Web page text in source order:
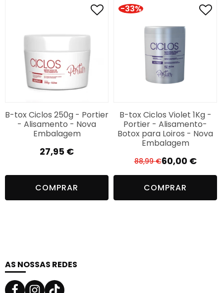
B-tox Ciclos 250g - Portier
- Alisamento - Nova
Embalagem
27,95 €
COMPRAR
-33%
B-tox Ciclos Violet 1Kg -
Portier - Alisamento-
Botox para Loiros - Nova
Embalagem
88,99€ O
preço
original
era:
60,00 €
O
preço
atual
é:
COMPRAR
AS NOSSAS REDES